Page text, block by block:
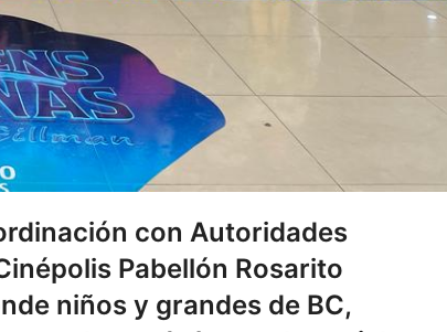
con Autoridades
Pabellón Rosarito
niños y grandes de BC,